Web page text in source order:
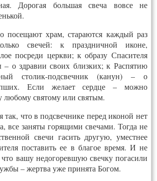
Дорогая большая свеча вовсе не
посещают храм, стараются каждый раз
свечей: к праздничной иконе,
посреди церкви; к образу Спасителя
о здравии своих близких; к Распятию
столик-подсвечник (канун) – о
Если желает сердце – можно
любому святому или святым.
так, что в подсвечнике перед иконой нет
все заняты горящими свечами. Тогда не
свечи гасить другую, уместнее
поставить ее в благое время. И не
вашу недогоревшую свечку погасили
– жертва уже принята Богом.